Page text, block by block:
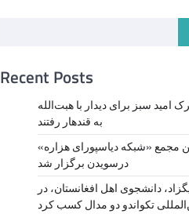
Recent Posts
امید سبز برای دیدار با هبت‌الله
به قندهار رفتند
مجمع «شبکه دیاسپورای هزاره»
درسویدن برگزار شد
دانشجوی اهل افغانستان، در
تکواندو دو مدال کسب کرد